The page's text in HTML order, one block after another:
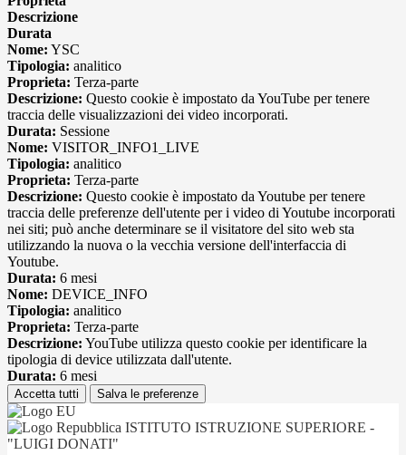
Descrizione
Durata
Nome: YSC
Tipologia: analitico
Proprieta: Terza-parte
Descrizione: Questo cookie è impostato da YouTube per tenere
traccia delle visualizzazioni dei video incorporati.
Durata: Sessione
Nome: VISITOR_INFO1_LIVE
Tipologia: analitico
Proprieta: Terza-parte
Descrizione: Questo cookie è impostato da Youtube per tenere
traccia delle preferenze dell'utente per i video di Youtube incorporati
nei siti; può anche determinare se il visitatore del sito web sta
utilizzando la nuova o la vecchia versione dell'interfaccia di
Youtube.
Durata: 6 mesi
Nome: DEVICE_INFO
Tipologia: analitico
Proprieta: Terza-parte
Descrizione: YouTube utilizza questo cookie per identificare la
tipologia di device utilizzata dall'utente.
Durata: 6 mesi
Accetta tutti Salva le preferenze
ISTITUTO ISTRUZIONE SUPERIORE -
"LUIGI DONATI"